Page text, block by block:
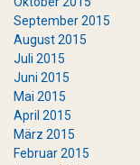
September 2015
August 2015
Juli 2015
Juni 2015
Mai 2015
April 2015
März 2015
Februar 2015